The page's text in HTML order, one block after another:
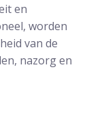
en
worden
van de
nazorg en